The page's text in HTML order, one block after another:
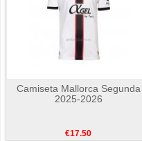
Camiseta Mallorca Segunda
2025-2026
€17.50